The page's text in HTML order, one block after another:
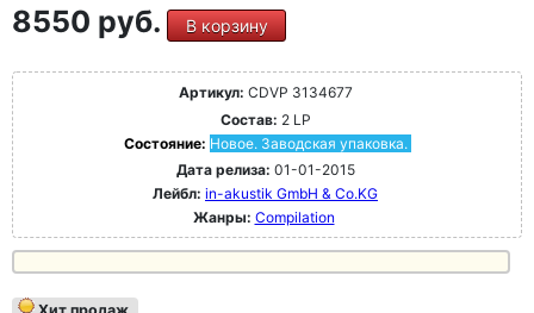
8550 руб. В корзину
Артикул: CDVP 3134677
Состав: 2 LP
Состояние: Новое. Заводская упаковка.
Дата релиза: 01-01-2015
Лейбл: in-akustik GmbH & Co.KG
Жанры: Compilation